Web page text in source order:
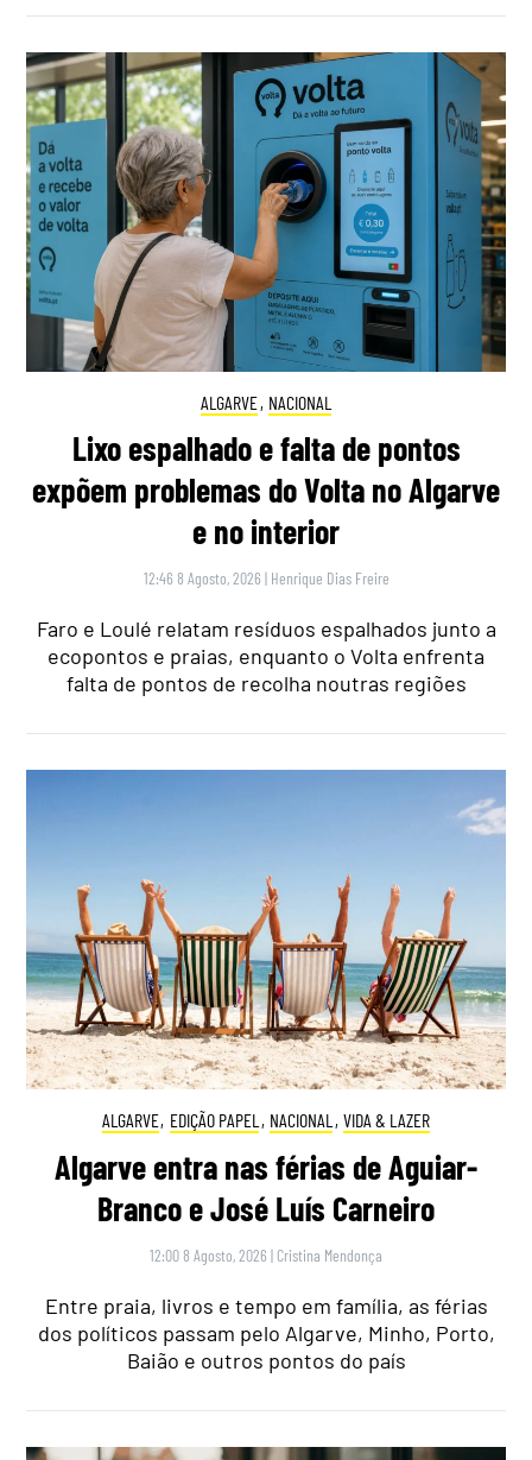
ALGARVE, NACIONAL
Lixo espalhado e falta de pontos
expõem problemas do Volta no Algarve
e no interior
12:46 8 Agosto, 2026 | Henrique Dias Freire
Faro e Loulé relatam resíduos espalhados junto a
ecopontos e praias, enquanto o Volta enfrenta
falta de pontos de recolha noutras regiões
ALGARVE, EDIÇÃO PAPEL , NACIONAL , VIDA & LAZER
Algarve entra nas férias de Aguiar-
Branco e José Luís Carneiro
12:00 8 Agosto, 2026 | Cristina Mendonça
Entre praia, livros e tempo em família, as férias
dos políticos passam pelo Algarve, Minho, Porto,
Baião e outros pontos do país